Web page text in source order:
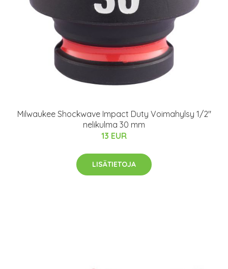
Milwaukee Shockwave Impact Duty Voimahylsy 1/2"
nelikulma 30 mm
13 EUR
LISÄTIETOJA